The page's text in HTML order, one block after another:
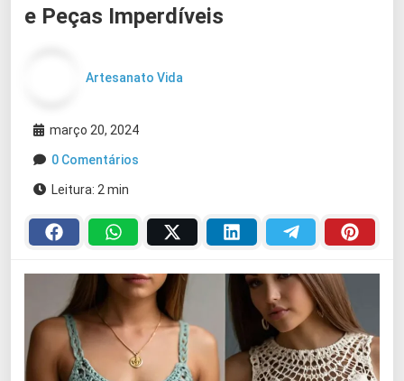
e Peças Imperdíveis
Artesanato Vida
março 20, 2024
0 Comentários
Leitura: 2 min